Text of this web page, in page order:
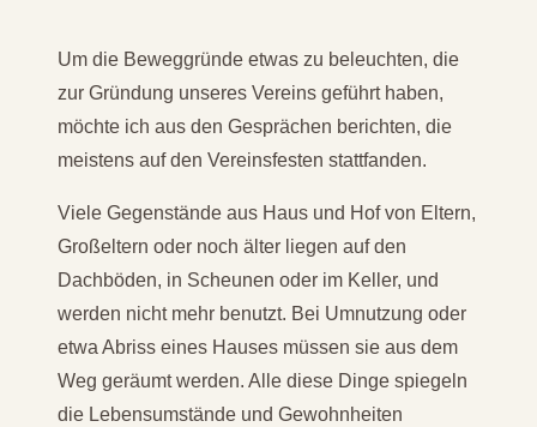
Um die Beweggründe etwas zu beleuchten, die
zur Gründung unseres Vereins geführt haben,
möchte ich aus den Gesprächen berichten, die
meistens auf den Vereinsfesten stattfanden.
Viele Gegenstände aus Haus und Hof von Eltern,
Großeltern oder noch älter liegen auf den
Dachböden, in Scheunen oder im Keller, und
werden nicht mehr benutzt. Bei Umnutzung oder
etwa Abriss eines Hauses müssen sie aus dem
Weg geräumt werden. Alle diese Dinge spiegeln
die Lebensumstände und Gewohnheiten